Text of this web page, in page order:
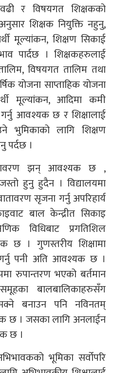
वढी र विषयगत शिक्षकको
शिक्षक नियुक्ति नहुनु,
मूल्यांकन, शिक्षण सिकाई
पार्दछ । शिक्षकहरुलाई
विषयगत तालिम तथा
योजना साप्ताहिक योजना
मूल्यांकन, आदिमा कमी
आवश्यक छ र शिक्षालाई
भुमिकाको लागि शिक्षण
पर्दछ ।
झन् आवश्यक छ ,
हुनु हुदैन । विद्यालयमा
सृजना गर्नु अपरिहार्य
बाल केन्द्रीत सिकाइ
विधिबाट प्रगतिशिल
छ । गुणस्तरीय शिक्षामा
गर्नु पनी अति आवश्यक छ ।
रुपान्तरण भएको बर्तमान
बालबालिकाहरुसँग
सक्ने बनाउन पनि नविनतम्
छ । जसका लागि अनलाईन
छ ।
भूमिका सर्वोपरि